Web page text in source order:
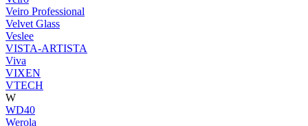
Veiro Professional
Velvet Glass
Veslee
VISTA-ARTISTA
Viva
VIXEN
VTECH
W
WD40
Werola